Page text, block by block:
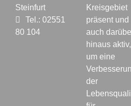
Steinfurt
Tel.: 02551
80 104
Kreisgebiet
präsent und
auch
hinaus aktiv,
um eine
der